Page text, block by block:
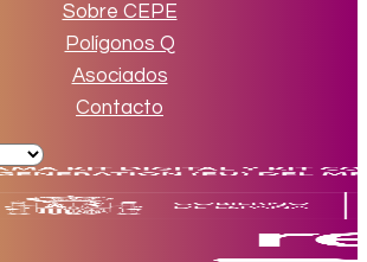
Sobre CEPE
Polígonos Q
Asociados
Contacto